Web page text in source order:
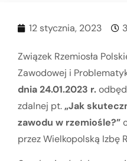
12 stycznia, 2023
Związek Rzemiosła
Zawodowej i
dnia 24.01.2023 r.
zdalnej pt.„Jak
zawodu w rzemiośle?”
przez Wielkopolską Izbę